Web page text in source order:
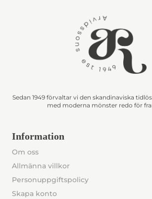
Sedan 1949 förvaltar vi den skandinaviska
med moderna mönster redo för
Information
Om oss
Allmänna villkor
Personuppgiftspolicy
Skapa konto